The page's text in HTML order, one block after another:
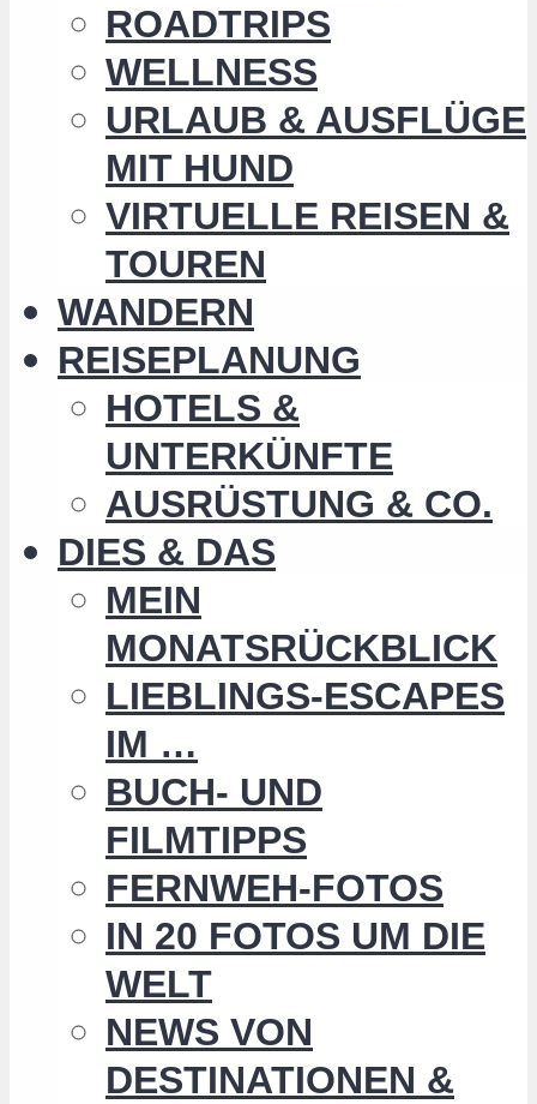
ROADTRIPS
WELLNESS
URLAUB & AUSFLÜGE
MIT HUND
VIRTUELLE REISEN &
TOUREN
WANDERN
REISEPLANUNG
HOTELS &
UNTERKÜNFTE
AUSRÜSTUNG & CO.
DIES & DAS
MEIN
MONATSRÜCKBLICK
LIEBLINGS-ESCAPES
IM …
BUCH- UND
FILMTIPPS
FERNWEH-FOTOS
IN 20 FOTOS UM DIE
WELT
NEWS VON
DESTINATIONEN &